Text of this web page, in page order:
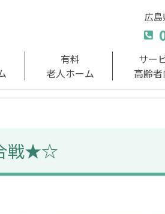
広
有料
老人ホーム
サー
高齢
戦★☆